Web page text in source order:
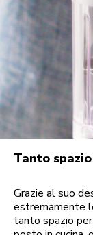
Tanto
Grazie al suo
estremamente
tanto spazio